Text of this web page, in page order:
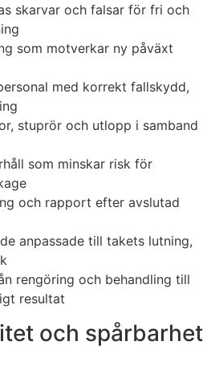
skarvar och falsar för fri och
som motverkar ny påväxt
med korrekt fallskydd,
stuprör och utlopp i samband
som minskar risk för
och rapport efter avslutad
anpassade till takets lutning,
rengöring och behandling till
resultat
och spårbarhet